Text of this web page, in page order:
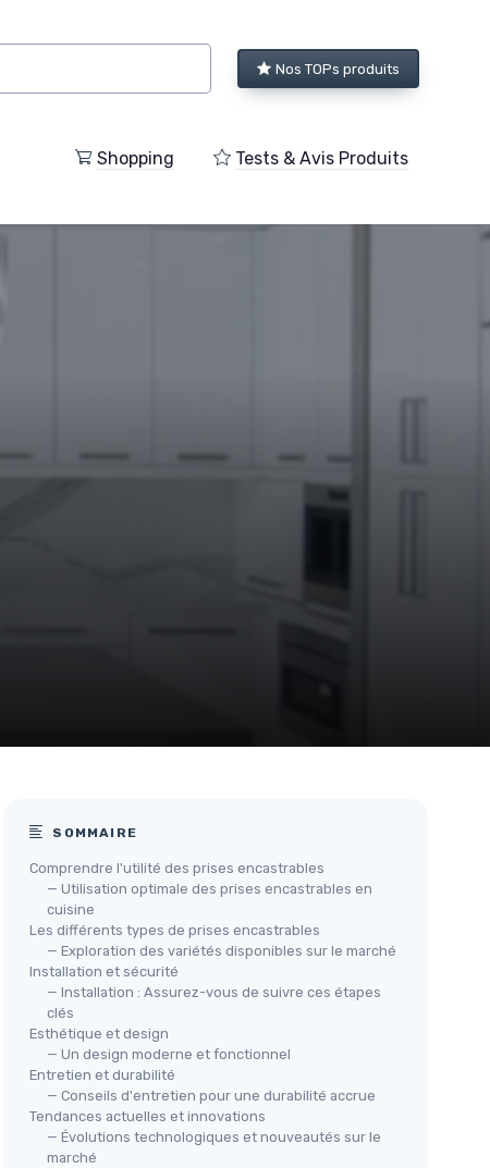
Nos TOPs produits
Shopping Tests & Avis Produits
SOMMAIRE
Comprendre l'utilité des prises encastrables
— Utilisation optimale des prises encastrables en
cuisine
Les différents types de prises encastrables
— Exploration des variétés disponibles sur le marché
Installation et sécurité
— Installation : Assurez-vous de suivre ces étapes
clés
Esthétique et design
— Un design moderne et fonctionnel
Entretien et durabilité
— Conseils d'entretien pour une durabilité accrue
Tendances actuelles et innovations
— Évolutions technologiques et nouveautés sur le
marché